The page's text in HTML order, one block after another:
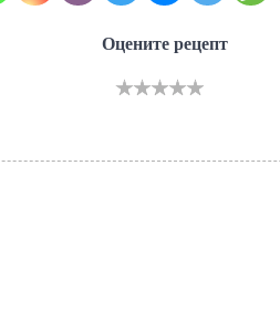
Оцените рецепт